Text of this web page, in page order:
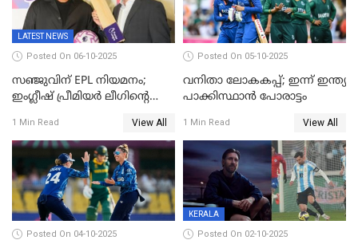
LATEST NEWS
Posted On 06-10-2025
സഞ്ജുവിന് EPL നിയമനം;
ഇംഗ്ലീഷ് പ്രീമിയര്‍ ലീഗിന്‍റെ
അംബാസഡര്‍
1 Min Read View All
Posted On 05-10-2025
വനിതാ ലോകകപ്പ്; ഇന്ന് ഇന്ത്യ
പാക്കിസ്ഥാന്‍ പോരാട്ടം
1 Min Read View All
Posted On 04-10-2025
KERALA
Posted On 02-10-2025